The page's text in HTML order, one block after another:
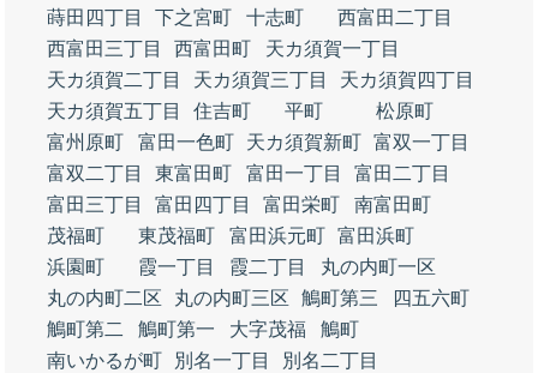
蒔田四丁目
下之宮町 十志町
西富田二丁目
西富田三丁目
西富田町
天カ須賀一丁目
天カ須賀二丁目
天カ須賀三丁目
天カ須賀四丁目
天カ須賀五丁目
住吉町 平町
松原町
富州原町
富田一色町 天カ須賀新町 富双一丁目
富双二丁目
東富田町 富田一丁目
富田二丁目
富田三丁目
富田四丁目 富田栄町
南富田町
茂福町
東茂福町 富田浜元町 富田浜町
浜園町
霞一丁目 霞二丁目
丸の内町一区
丸の内町二区
丸の内町三区 鵤町第三
四五六町
鵤町第二
鵤町第一 大字茂福
鵤町
南いかるが町
別名一丁目
別名二丁目